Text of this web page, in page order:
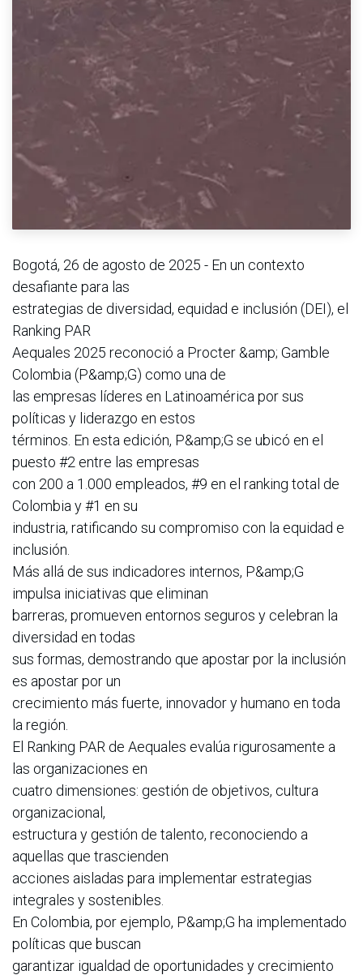
Bogotá, 26 de agosto de 2025 - En un contexto
desafiante para las
estrategias de diversidad, equidad e inclusión (DEI), el
Ranking PAR
Aequales 2025 reconoció a Procter &amp; Gamble
Colombia (P&amp;G) como una de
las empresas líderes en Latinoamérica por sus
políticas y liderazgo en estos
términos. En esta edición, P&amp;G se ubicó en el
puesto #2 entre las empresas
con 200 a 1.000 empleados, #9 en el ranking total de
Colombia y #1 en su
industria, ratificando su compromiso con la equidad e
inclusión.
Más allá de sus indicadores internos, P&amp;G
impulsa iniciativas que eliminan
barreras, promueven entornos seguros y celebran la
diversidad en todas
sus formas, demostrando que apostar por la inclusión
es apostar por un
crecimiento más fuerte, innovador y humano en toda
la región.
El Ranking PAR de Aequales evalúa rigurosamente a
las organizaciones en
cuatro dimensiones: gestión de objetivos, cultura
organizacional,
estructura y gestión de talento, reconociendo a
aquellas que trascienden
acciones aisladas para implementar estrategias
integrales y sostenibles.
En Colombia, por ejemplo, P&amp;G ha implementado
políticas que buscan
garantizar igualdad de oportunidades y crecimiento